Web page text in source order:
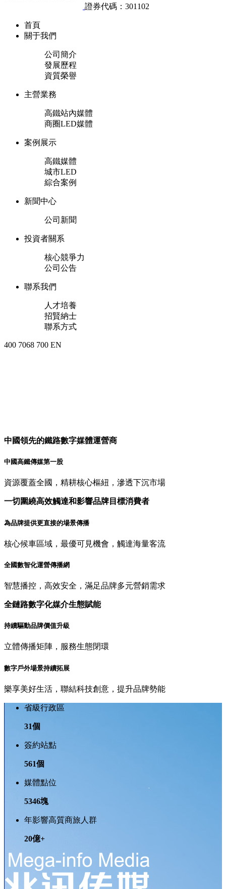
證券代碼：301102
首頁
關于我們
公司簡介
發展歷程
資質榮譽
主營業務
高鐵站內媒體
商圈LED媒體
案例展示
高鐵媒體
城市LED
綜合案例
新聞中心
公司新聞
投資者關系
核心競爭力
公司公告
聯系我們
人才培養
招賢納士
聯系方式
400 7068 700 EN
中國領先的鐵路數字媒體運營商
中國高鐵傳媒第一股
資源覆蓋全國，精耕核心樞紐，滲透下沉市場
一切圍繞高效觸達和影響品牌目標消費者
為品牌提供更直接的場景傳播
核心候車區域，最優可見機會，觸達海量客流
全國數智化運營傳播網
智慧播控，高效安全，滿足品牌多元營銷需求
全鏈路數字化媒介生態賦能
持續驅動品牌價值升級
立體傳播矩陣，服務生態閉環
數字戶外場景持續拓展
樂享美好生活，聯結科技創意，提升品牌勢能
省級行政區
31個
簽約站點
561個
媒體點位
5346塊
年影響高質商旅人群
20億+